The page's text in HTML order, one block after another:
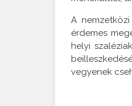
A
érdemes
helyi
vegyenek